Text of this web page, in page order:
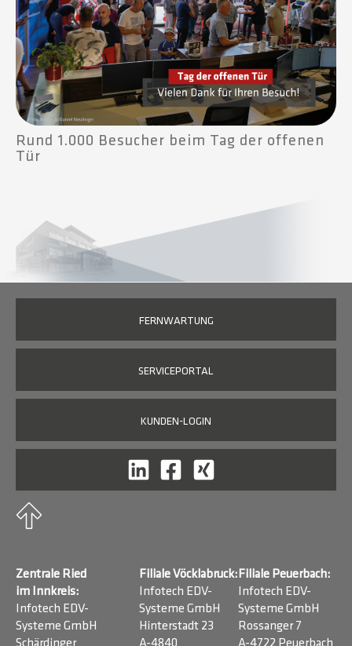
Rund 1.000 Besucher beim Tag der offenen
Tür
FERNWARTUNG
SERVICEPORTAL
KUNDEN-LOGIN
Zentrale Ried
im Innkreis:
Infotech EDV-
Systeme GmbH
Filiale Vöcklabruck:
Infotech EDV-
Systeme GmbH
Hinterstadt 23
Filiale Peuerbach:
Infotech EDV-
Systeme GmbH
Rossanger 7